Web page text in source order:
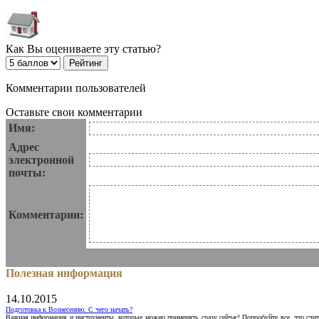
Как Вы оцениваете эту статью?
Комментарии пользователей
Оставьте свои комментарии
Имя:
Адрес
электронной
почты:
Комментарии:
Полезная информация
14.10.2015
Подготовка к Вознесению. С чего начать?
Важная информация и инструменты, которые можно применять сразу сейчас! Попробуйте все, что